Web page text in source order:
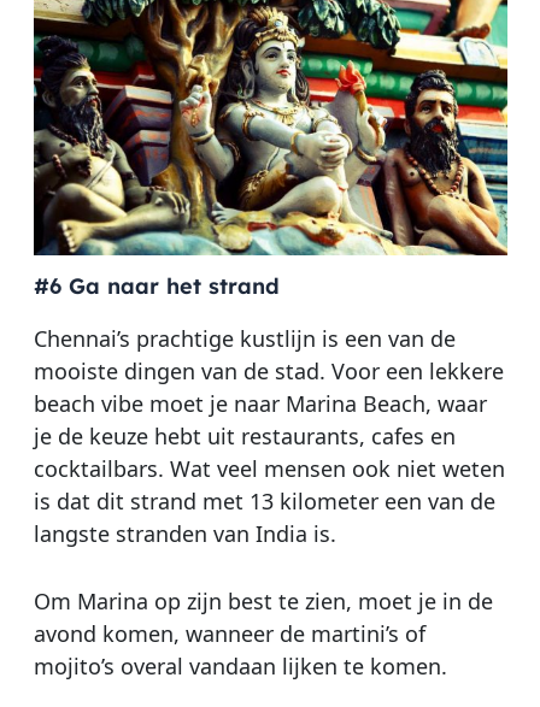
#6 Ga naar het strand
Chennai’s prachtige kustlijn is een van de
mooiste dingen van de stad. Voor een lekkere
beach vibe moet je naar Marina Beach, waar
je de keuze hebt uit restaurants, cafes en
cocktailbars. Wat veel mensen ook niet weten
is dat dit strand met 13 kilometer een van de
langste stranden van India is.
Om Marina op zijn best te zien, moet je in de
avond komen, wanneer de martini’s of
mojito’s overal vandaan lijken te komen.